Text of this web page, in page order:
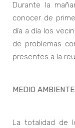
Durante la
conocer de
día a día los
de problemas
presentes a la
MEDIO AMBIENTE.
La totalidad de